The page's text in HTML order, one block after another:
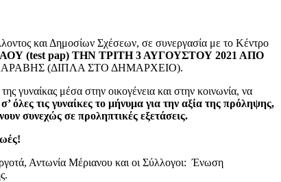
και Δημοσίων Σχέσεων, σε συνεργασία με το Κέντρο
(test pap) ΤΗΝ ΤΡΙΤΗ 3 ΑΥΓΟΥΣΤΟΥ 2021 ΑΠΟ
(ΔΙΠΛΑ ΣΤΟ ΔΗΜΑΡΧΕΙΟ).
γυναίκας μέσα στην οικογένεια και στην κοινωνία, να
όλες τις γυναίκες το μήνυμα για την αξία της πρόληψης,
συνεχώς σε προληπτικές εξετάσεις.
Αντωνία Μέριανου και οι Σύλλογοι: Ένωση